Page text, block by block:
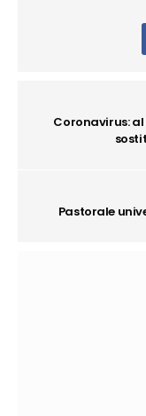
Coronavirus:
Pastorale